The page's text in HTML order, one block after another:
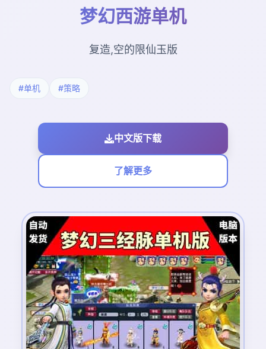
梦幻西游单机
复造,空的限仙玉版
#单机 #策略
中文版下载
了解更多